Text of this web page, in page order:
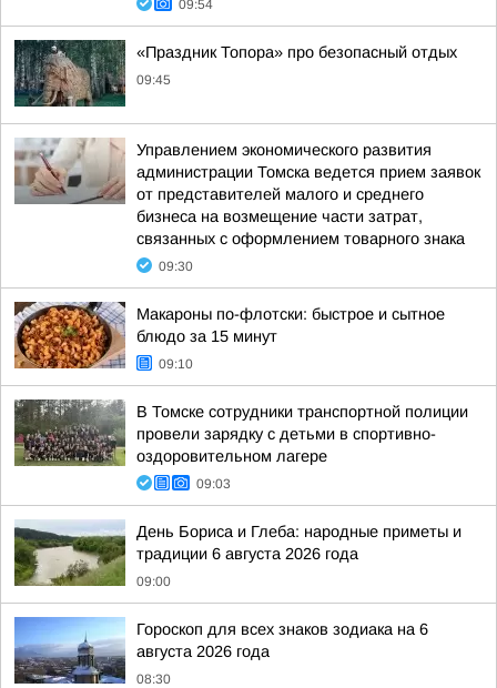
09:54
«Праздник Топора» про безопасный отдых
09:45
Управлением экономического развития
администрации Томска ведется прием заявок
от представителей малого и среднего
бизнеса на возмещение части затрат,
связанных с оформлением товарного знака
09:30
Макароны по-флотски: быстрое и сытное
блюдо за 15 минут
09:10
В Томске сотрудники транспортной полиции
провели зарядку с детьми в спортивно-
оздоровительном лагере
09:03
День Бориса и Глеба: народные приметы и
традиции 6 августа 2026 года
09:00
Гороскоп для всех знаков зодиака на 6
августа 2026 года
08:30